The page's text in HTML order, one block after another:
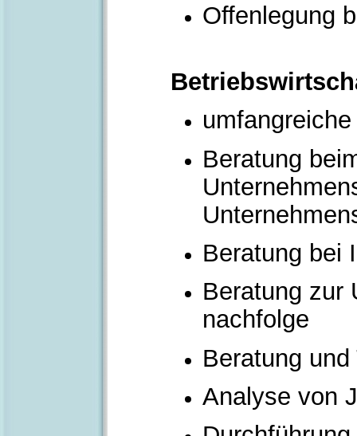
Offenlegung
Beratung
Beratung bei
Beratung zur
nachfolge
Beratung
Analyse von